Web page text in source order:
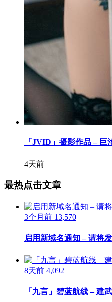
「JVID」摄影作品 – 巨
4天前
最热点击文章
3个月前 13,570
启用新域名通知 – 请将
8天前 4,092
「九言」碧蓝航线 – 建